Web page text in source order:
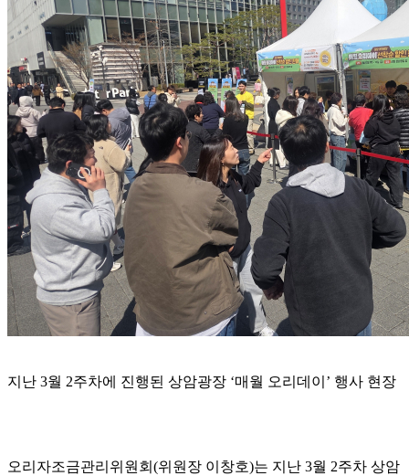
지난 3월 2주차에 진행된 상암광장 ‘매월 오리데이’ 행사 현장
오리자조금관리위원회(위원장 이창호)는 지난 3월 2주차 상암